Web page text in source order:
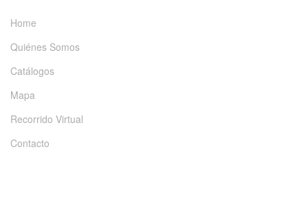
Home
Quiénes Somos
Catálogos
Mapa
Recorrido Virtual
Contacto